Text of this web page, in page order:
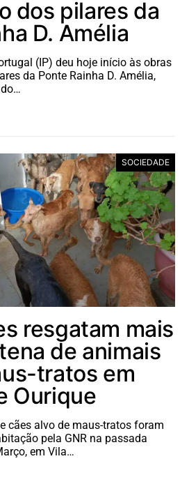
dos pilares da
D. Amélia
(IP) deu hoje início às obras
da Ponte Rainha D. Amélia,
SOCIEDADE
resgatam mais
de animais
tratos em
Ourique
cães alvo de maus-tratos foram
pela GNR na passada
em Vila…